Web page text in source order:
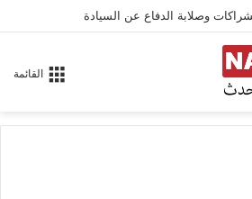
وصلابة الدفاع عن السيادة
القائمة